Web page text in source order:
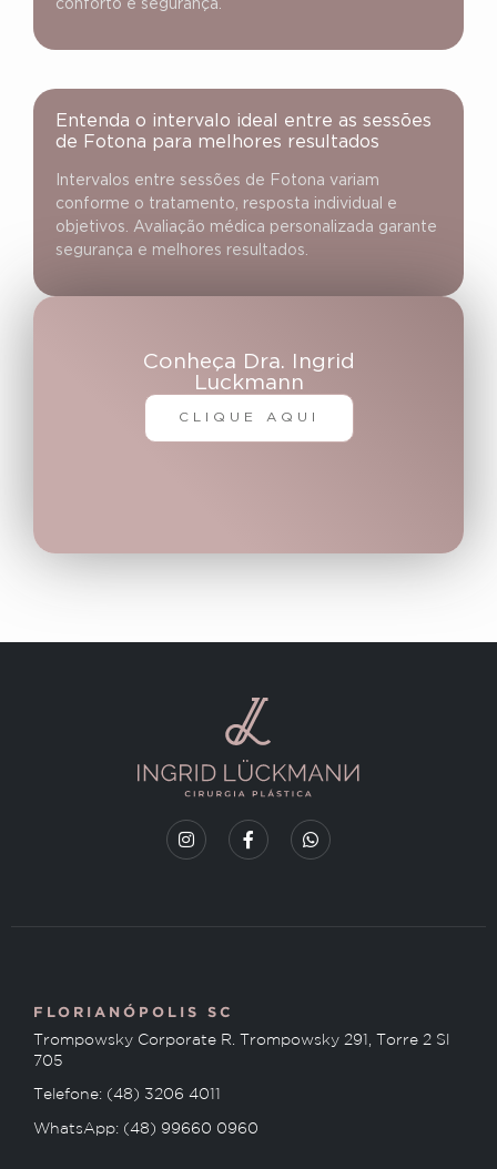
conforto e segurança.
Entenda o intervalo ideal entre as sessões
de Fotona para melhores resultados
Intervalos entre sessões de Fotona variam
conforme o tratamento, resposta individual e
objetivos. Avaliação médica personalizada garante
segurança e melhores resultados.
Conheça Dra. Ingrid
Luckmann
CLIQUE AQUI
FLORIANÓPOLIS SC
Trompowsky Corporate R. Trompowsky 291, Torre 2 Sl
705
Telefone: (48) 3206 4011
WhatsApp: (48) 99660 0960